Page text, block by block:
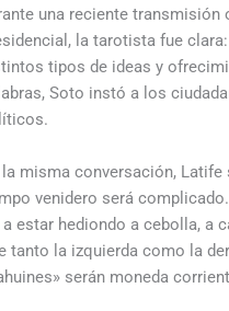
una reciente
la tarotista fue
tipos de ideas y
Soto instó a los
la misma conversación,
venidero será
a estar hediondo a cebolla, a
tanto la izquierda como la
serán moneda